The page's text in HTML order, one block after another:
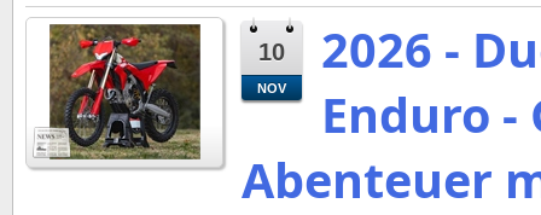
10
NOV
2026 -
Enduro -
Abenteuer